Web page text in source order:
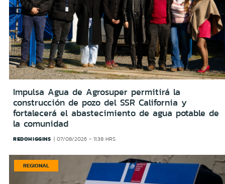
Impulsa Agua de Agrosuper permitirá la
construcción de pozo del SSR California y
fortalecerá el abastecimiento de agua potable de
la comunidad
REDOHIGGINS 07/08/2026 - 11:38 HRS
REGIONAL